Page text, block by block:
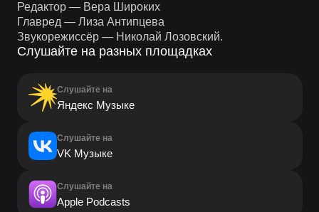
Редактор — Вера Широких
Главред — Лиза Антипцева
Звукорежиссёр — Николай Лозовский.
Слушайте на разных площадках
Слушайте на
Яндекс Музыке
Слушайте на
VK Музыке
Слушайте на
Apple Podcasts